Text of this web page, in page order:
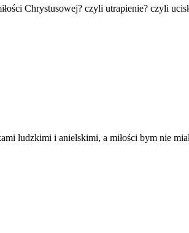
Chrystusowej? czyli utrapienie? czyli
ludzkimi i anielskimi, a miłości bym nie